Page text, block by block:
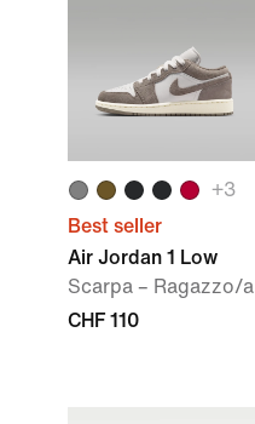
+3
Best seller
Air Jordan 1 Low
Scarpa – Ragazzo/a
CHF 110